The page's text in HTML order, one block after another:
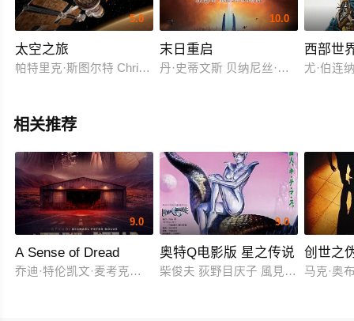
5.0
太空之旅
帕特里克·斯图尔特 Chris Ferguson
10.0
末日重启
丹·史蒂文斯 贝纳尼丝·玛尔洛 麦克·
西部世
尤·伯连
相关推荐
9.0
A Sense of Dread
乔迪·特伦凯文·麦考克尔虹膜
9.0
奥特Q电影版 星之传说
柴俊夫 荻野目庆子 風見しんご
创世之
马克·奥